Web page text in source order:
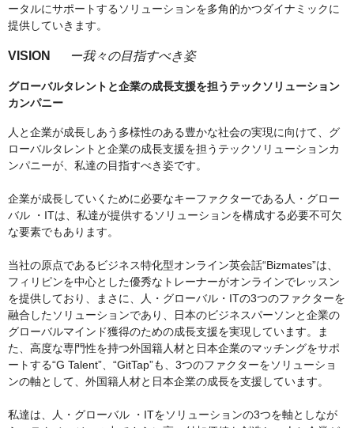
ータルにサポートするソリューションを多角的かつダイナミックに
提供していきます。
VISION ー我々の目指すべき姿
グローバルタレントと企業の成長支援を担うテックソリューション
カンパニー
人と企業が成長しあう多様性のある豊かな社会の実現に向けて、グ
ローバルタレントと企業の成長支援を担うテックソリューションカ
ンパニーが、私達の目指すべき姿です。
企業が成長していくために必要なキーファクターである人・グロー
バル ・ITは、私達が提供するソリューションを構成する必要不可欠
な要素でもあります。
当社の原点であるビジネス特化型オンライン英会話“Bizmates”は、
フィリピンを中心とした優秀なトレーナーがオンラインでレッスン
を提供しており、まさに、人・グローバル・ITの3つのファクターを
融合したソリューションであり、日本のビジネスパーソンと企業の
グローバルマインド獲得のための成長支援を実現しています。ま
た、高度な専門性を持つ外国籍人材と日本企業のマッチングをサポ
ートする“G Talent”、“GitTap”も、3つのファクターをソリューショ
ンの軸として、外国籍人材と日本企業の成長を支援しています。
私達は、人・グローバル ・ITをソリューションの3つを軸としなが